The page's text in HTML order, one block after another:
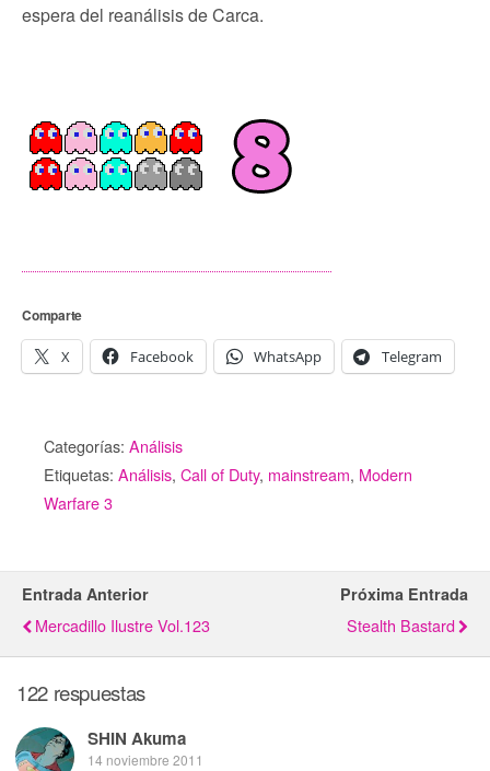
espera del reanálisis de Carca.
Comparte
X Facebook WhatsApp Telegram
Categorías: Análisis
Etiquetas: Análisis, Call of Duty, mainstream, Modern
Warfare 3
Entrada Anterior
Mercadillo Ilustre Vol.123
Próxima Entrada
Stealth Bastard
122 respuestas
SHIN Akuma
14 noviembre 2011